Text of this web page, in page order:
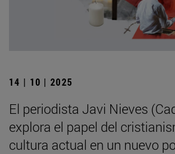
14 | 10 | 2025
El periodista Javi Nieves
explora el papel del
cultura actual en un nuevo